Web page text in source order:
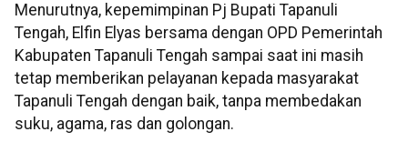
Menurutnya, kepemimpinan Pj Bupati Tapanuli
Tengah, Elfin Elyas bersama dengan OPD Pemerintah
Kabupaten Tapanuli Tengah sampai saat ini masih
tetap memberikan pelayanan kepada masyarakat
Tapanuli Tengah dengan baik, tanpa membedakan
suku, agama, ras dan golongan.